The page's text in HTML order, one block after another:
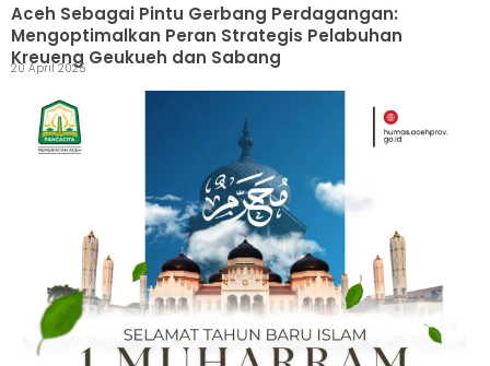
Aceh Sebagai Pintu Gerbang Perdagangan:
Mengoptimalkan Peran Strategis Pelabuhan
Kreueng Geukueh dan Sabang
20 April 2025